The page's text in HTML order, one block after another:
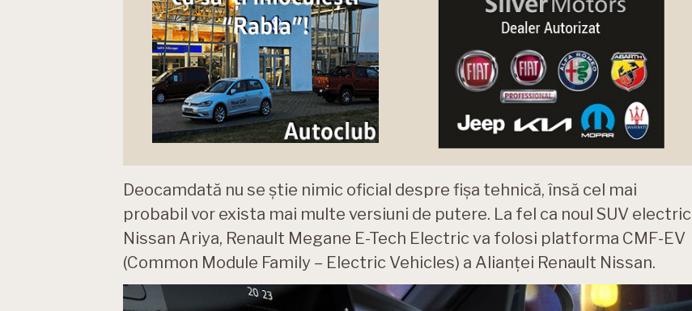
Deocamdată nu se știe nimic oficial despre fișa tehnică, însă cel mai
probabil vor exista mai multe versiuni de putere. La fel ca noul SUV electric
Nissan Ariya, Renault Megane E-Tech Electric va folosi platforma CMF-EV
(Common Module Family – Electric Vehicles) a Alianței Renault Nissan.